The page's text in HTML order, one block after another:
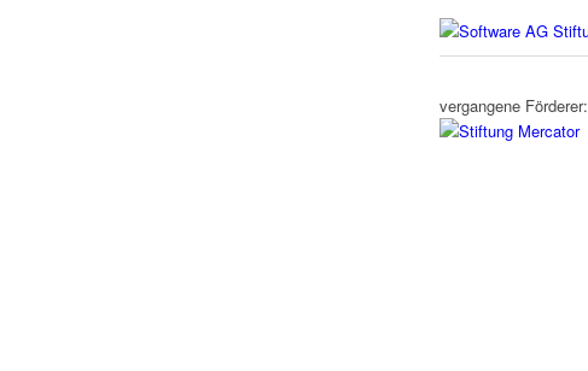
vergangene Förderer: